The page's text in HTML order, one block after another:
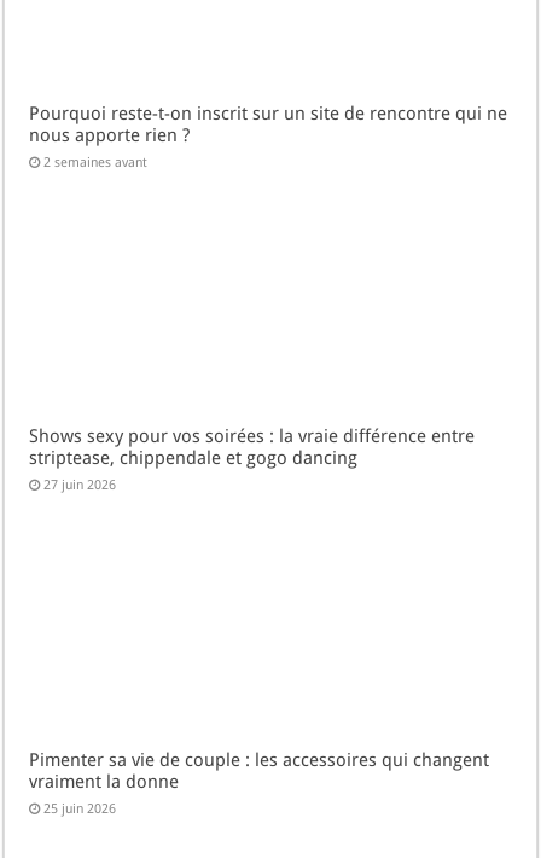
Pourquoi reste-t-on inscrit sur un site de rencontre qui ne
nous apporte rien ?
2 semaines avant
Shows sexy pour vos soirées : la vraie différence entre
striptease, chippendale et gogo dancing
27 juin 2026
Pimenter sa vie de couple : les accessoires qui changent
vraiment la donne
25 juin 2026